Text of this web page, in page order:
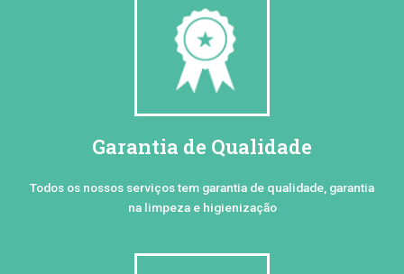
Garantia de Qualidade
Todos os nossos serviços tem garantia de qualidade, garantia
na limpeza e higienização